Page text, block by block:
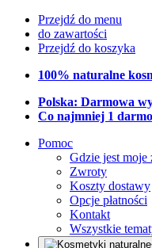
Przejdź do menu
do zawartości
Przejdź do koszyka
100% naturalne
Polska: Darmowa
Co najmniej 1
Pomoc
Gdzie jest moje
Zwroty
Koszty dostawy
Opcje płatności
Kontakt
Wszystkie